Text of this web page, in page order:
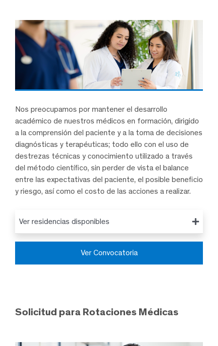
Nos preocupamos por mantener el desarrollo
académico de nuestros médicos en formación, dirigido
a la comprensión del paciente y a la toma de decisiones
diagnósticas y terapéuticas; todo ello con el uso de
destrezas técnicas y conocimiento utilizado a través
del método científico, sin perder de vista el balance
entre las expectativas del paciente, el posible beneficio
y riesgo, así como el costo de las acciones a realizar.
Ver residencias disponibles
Ver Convocatoria
Solicitud para Rotaciones Médicas